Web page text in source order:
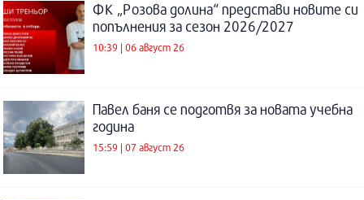
ФК „Розова долина“ представи новите си
попълнения за сезон 2026/2027
10:39 | 06 август 26
Павел баня се подготвя за новата учебна
година
15:59 | 07 август 26